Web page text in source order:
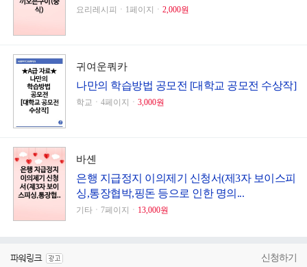
요리레시피ㆍ1페이지ㆍ 2,000원
귀여운쿼카
나만의 학습방법 공모전 [대학교 공모전 수상작]
학교ㆍ4페이지ㆍ 3,000원
바셴
은행 지급정지 이의제기 신청서(제3자 보이스피
싱,통장협박,핑돈 등으로 인한 명의...
기타ㆍ7페이지ㆍ 13,000원
신청하기